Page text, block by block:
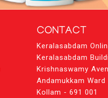
CONTACT
Keralasabdam
Keralasabdam
Krishnaswamy
Andamukkam Ward
Kollam - 691 001